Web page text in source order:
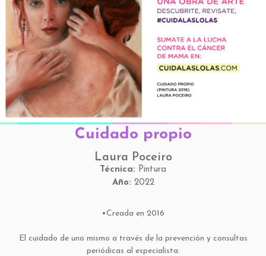
Cuidado propio
Laura Poceiro
Técnica: Pintura
Año: 2022
•Creada en 2016
El cuidado de uno mismo a través de la prevención y consultas
periódicas al especialista.